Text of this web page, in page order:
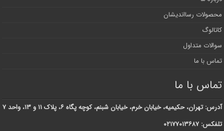
محصولات رسااندیشان
کاتالوگ
سوالات متداول
تماس با ما
تماس با ما
آدرس: تهران، حکیمیه، خیابان خرم، خیابان شبنم، کوچه پگاه ۶، پلاک ۱۱ و ۱۳، واحد ۷
تلفکس: ۰۲۱۷۷۰۱۳۶۸۷